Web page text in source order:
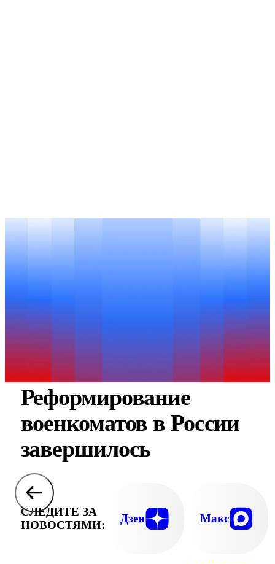
Реформирование
военкоматов в России
завершилось
СЛЕДИТЕ ЗА
НОВОСТЯМИ:
Дзен Макс